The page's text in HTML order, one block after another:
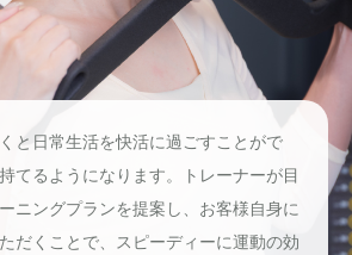
と日常生活を快活に過ごすことがで
てるようになります。トレーナーが目
ニングプランを提案し、お客様自身に
だくことで、スピーディーに運動の効